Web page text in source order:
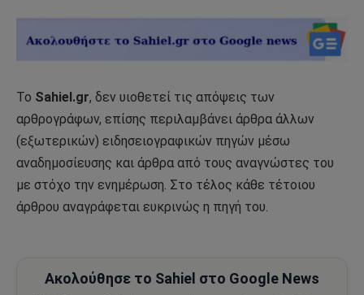
Το Sahiel.gr, δεν υιοθετεί τις απόψεις των
αρθρογράφων, επίσης περιλαμβάνει άρθρα άλλων
(εξωτερικών) ειδησειογραφικών πηγών μέσω
αναδημοσίευσης και άρθρα από τους αναγνώστες του
με στόχο την ενημέρωση. Στο τέλος κάθε τέτοιου
άρθρου αναγράφεται ευκρινώς η πηγή του.
Ακολούθησε το Sahiel στο Google News